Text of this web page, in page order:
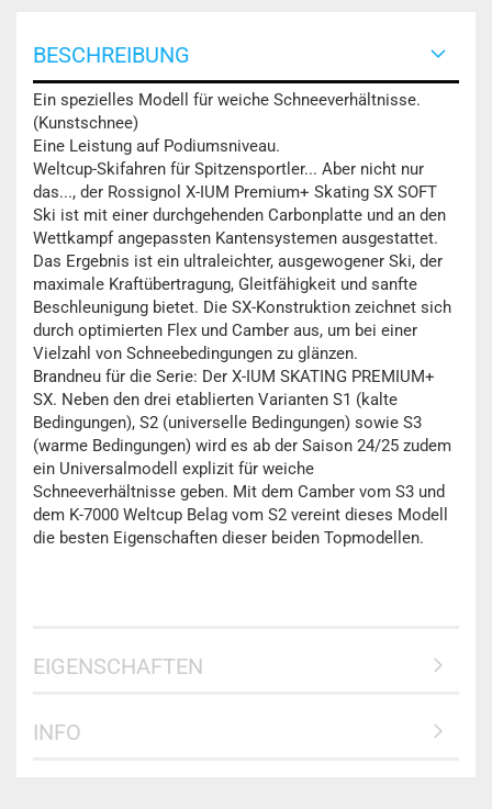
BESCHREIBUNG
Ein spezielles Modell für weiche Schneeverhältnisse.
(Kunstschnee)
Eine Leistung auf Podiumsniveau.
Weltcup-Skifahren für Spitzensportler... Aber nicht nur
das..., der Rossignol X-IUM Premium+ Skating SX SOFT
Ski ist mit einer durchgehenden Carbonplatte und an den
Wettkampf angepassten Kantensystemen ausgestattet.
Das Ergebnis ist ein ultraleichter, ausgewogener Ski, der
maximale Kraftübertragung, Gleitfähigkeit und sanfte
Beschleunigung bietet. Die SX-Konstruktion zeichnet sich
durch optimierten Flex und Camber aus, um bei einer
Vielzahl von Schneebedingungen zu glänzen.
Brandneu für die Serie: Der X-IUM SKATING PREMIUM+
SX. Neben den drei etablierten Varianten S1 (kalte
Bedingungen), S2 (universelle Bedingungen) sowie S3
(warme Bedingungen) wird es ab der Saison 24/25 zudem
ein Universalmodell explizit für weiche
Schneeverhältnisse geben. Mit dem Camber vom S3 und
dem K-7000 Weltcup Belag vom S2 vereint dieses Modell
die besten Eigenschaften dieser beiden Topmodellen.
EIGENSCHAFTEN
INFO